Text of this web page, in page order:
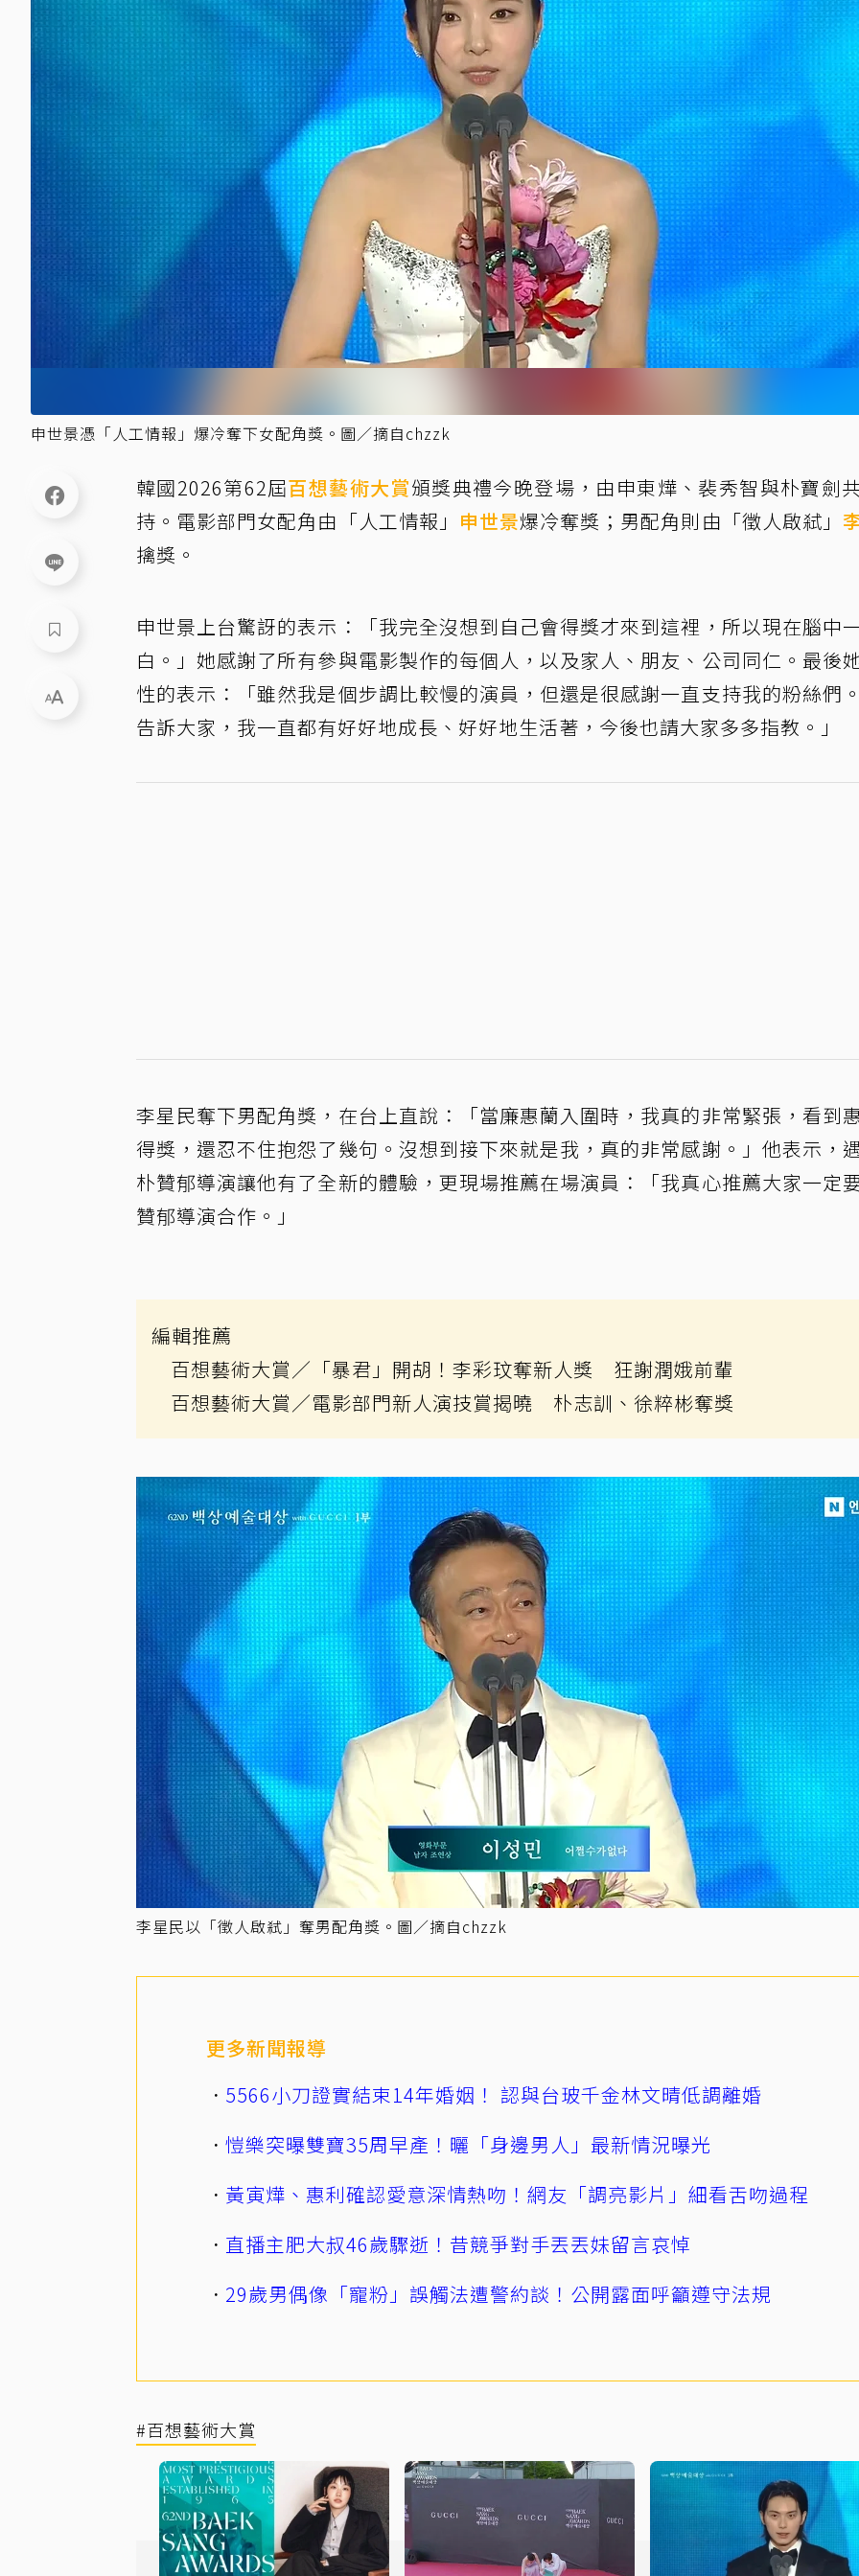
申世景憑「人工情報」爆冷奪下女配角獎。圖／摘自chzzk
韓國2026第62屆百想藝術大賞頒獎典禮今晚登場，由申東燁、裴秀智與朴寶劍
持。電影部門女配角由「人工情報」 申世景爆冷奪獎；男配角則由「徵人啟弒」
擒獎。
申世景上台驚訝的表示：「我完全沒想到自己會得獎才來到這裡，所以現在腦中
白。」她感謝了所有參與電影製作的每個人，以及家人、朋友、公司同仁。最後
性的表示：「雖然我是個步調比較慢的演員，但還是很感謝一直支持我的粉絲們
告訴大家，我一直都有好好地成長、好好地生活著，今後也請大家多多指教。」
李星民奪下男配角獎，在台上直說：「當廉惠蘭入圍時，我真的非常緊張，看到
得獎，還忍不住抱怨了幾句。沒想到接下來就是我，真的非常感謝。」他表示，
朴贊郁導演讓他有了全新的體驗，更現場推薦在場演員：「我真心推薦大家一定
贊郁導演合作。」
編輯推薦
百想藝術大賞／「暴君」開胡！李彩玟奪新人獎 狂謝潤娥前輩
百想藝術大賞／電影部門新人演技賞揭曉 朴志訓、徐粹彬奪獎
李星民以「徵人啟弒」奪男配角獎。圖／摘自chzzk
更多新聞報導
5566小刀證實結束14年婚姻！ 認與台玻千金林文晴低調離婚
愷樂突曝雙寶35周早產！曬「身邊男人」最新情況曝光
黃寅燁、惠利確認愛意深情熱吻！網友「調亮影片」細看舌吻過程
直播主肥大叔46歲驟逝！昔競爭對手丟丟妹留言哀悼
29歲男偶像「寵粉」誤觸法遭警約談！公開露面呼籲遵守法規
#百想藝術大賞